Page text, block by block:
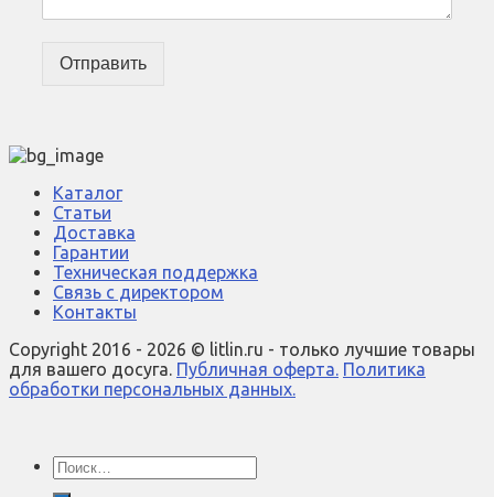
Отправить
Каталог
Статьи
Доставка
Гарантии
Техническая поддержка
Связь с директором
Контакты
Copyright 2016 - 2026 © litlin.ru - только лучшие товары
для вашего досуга. Публичная оферта. Политика
обработки персональных данных.
Искать: